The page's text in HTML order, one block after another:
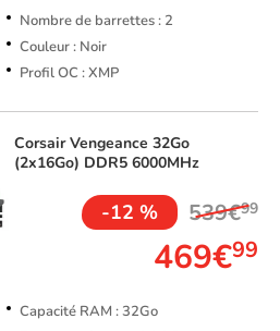
Nombre de barrettes : 2
Couleur : Noir
Profil OC : XMP
CorsairVengeance 32Go
(2x16Go) DDR5 6000MHz
-12 % 539€99
469€99
Capacité RAM : 32Go